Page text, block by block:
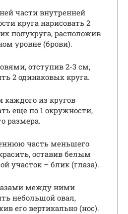
части внутренней
круга нарисовать 2
полукруга, расположив
уровне (брови).
отступив 2-3 см,
2 одинаковых круга.
каждого из кругов
еще по 1 окружности,
размера.
часть меньшего
оставив белым
участок – блик (глаза).
между ними
небольшой овал,
его вертикально (нос).